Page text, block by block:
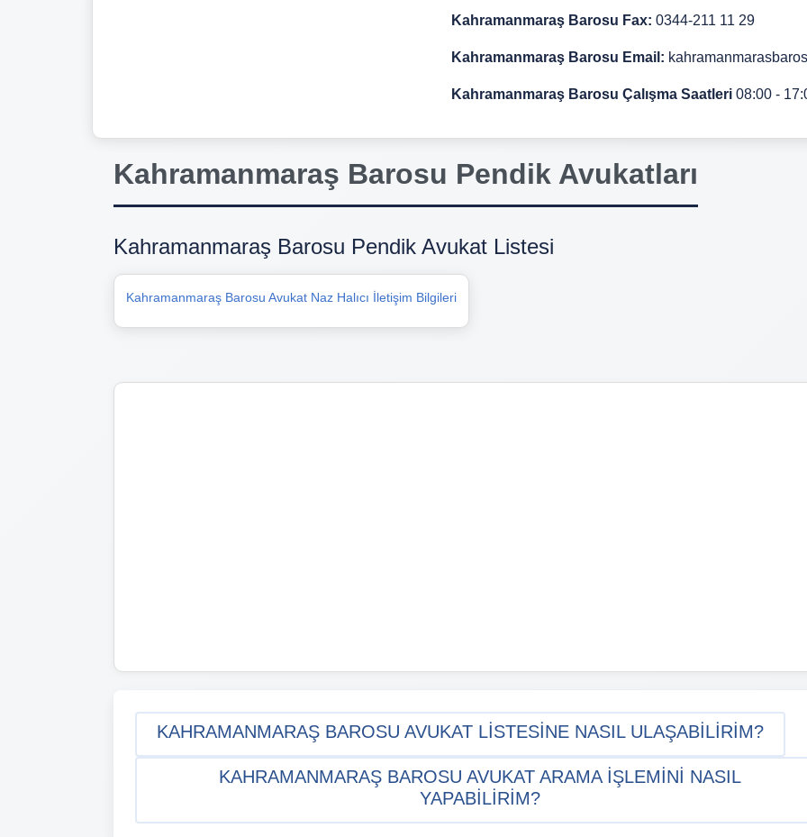
Kahramanmaraş Barosu Fax: 0344-211 11 29
Kahramanmaraş Barosu Email:
Kahramanmaraş Barosu Çalışma Saatleri 08:00 -
Kahramanmaraş Barosu Pendik Avukatları
Kahramanmaraş Barosu Pendik Avukat Listesi
Kahramanmaraş Barosu Avukat Naz Halıcı İletişim Bilgileri
KAHRAMANMARAŞ BAROSU AVUKAT LISTESINE NASIL ULAŞABILIRIM?
KAHRAMANMARAŞ BAROSU AVUKAT ARAMA IŞLEMINI NASIL
YAPABILIRIM?